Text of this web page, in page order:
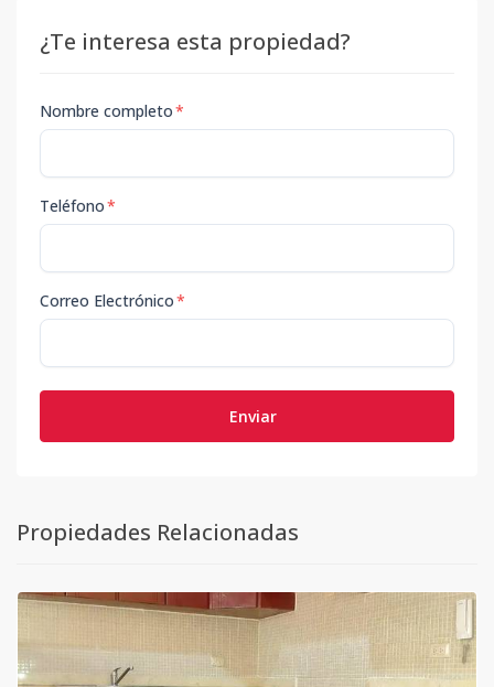
¿Te interesa esta propiedad?
Nombre completo*
Teléfono*
Correo Electrónico*
Enviar
Propiedades Relacionadas